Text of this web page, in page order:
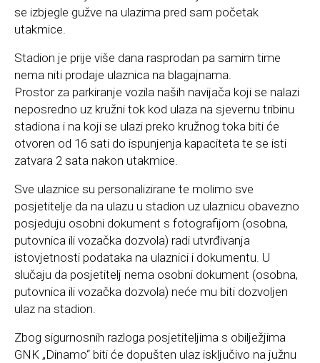
se izbjegle gužve na ulazima pred sam početak
utakmice.
Stadion je prije više dana rasprodan pa samim time
nema niti prodaje ulaznica na blagajnama.
Prostor za parkiranje vozila naših navijača koji se nalazi
neposredno uz kružni tok kod ulaza na sjevernu tribinu
stadiona i na koji se ulazi preko kružnog toka biti će
otvoren od 16 sati do ispunjenja kapaciteta te se isti
zatvara 2 sata nakon utakmice.
Sve ulaznice su personalizirane te molimo sve
posjetitelje da na ulazu u stadion uz ulaznicu obavezno
posjeduju osobni dokument s fotografijom (osobna,
putovnica ili vozačka dozvola) radi utvrđivanja
istovjetnosti podataka na ulaznici i dokumentu. U
slučaju da posjetitelj nema osobni dokument (osobna,
putovnica ili vozačka dozvola) neće mu biti dozvoljen
ulaz na stadion.
Zbog sigurnosnih razloga posjetiteljima s obilježjima
GNK „Dinamo“ biti će dopušten ulaz isključivo na južnu